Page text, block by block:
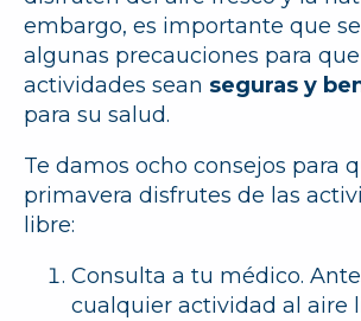
embargo, es importante que
algunas precauciones para
actividades sean seguras y
para su salud.
Te damos ocho consejos para
primavera disfrutes de las
libre:
Consulta a tu médico.
cualquier actividad al aire